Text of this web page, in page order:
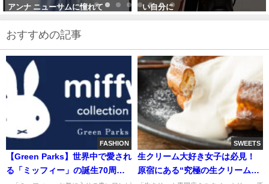
い自分に
おすすめの記事
FASHION
【Green Parks】世界中で愛され
る「ミッフィー」の誕生70周年
SWEETS
生クリーム大好き女子は必見！
原宿にある“究極の生クリームダ